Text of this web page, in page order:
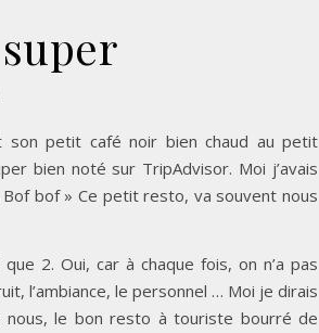
son petit café noir bien chaud au petit
bien noté sur TripAdvisor. Moi j’avais
bof » Ce petit resto, va souvent nous
2. Oui, car à chaque fois, on n’a pas
l’ambiance, le personnel … Moi je dirais
nous, le bon resto à touriste bourré de